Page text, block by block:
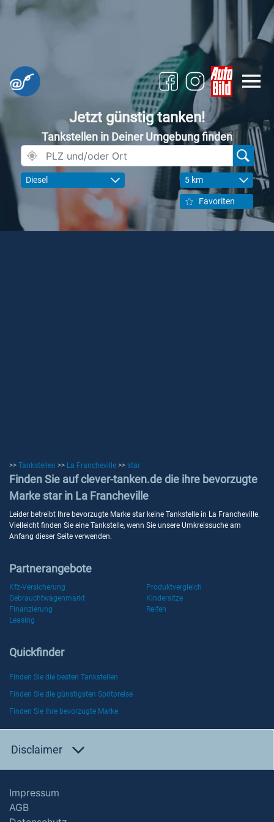
Jetzt günstig tanken!
Tankstellen in Deiner Umgebung finden
Diesel 5 km
Favoriten
>> Tankstellen >> La Francheville >> star
Finden Sie auf clever-tanken.de die ihre bevorzugte
Marke star in La Francheville
Leider betreibt Ihre bevorzugte Marke star keine Tankstelle in La Francheville.
Vielleicht finden Sie eine Tankstelle, wenn Sie unsere Umkreissuche am
Anfang dieser Seite verwenden.
Partnerangebote
Kfz-Versicherung
Produktvergleich
Gebrauchtwagenmarkt
Kindersitze
Finanzierung
Reifen
Leasing
Quickfinder
Finden Sie die besten Tankstellen
Finden Sie die günstigsten Spritpreise
Finden Sie Ihre bevorzugte Marke
Disclaimer
Impressum
AGB